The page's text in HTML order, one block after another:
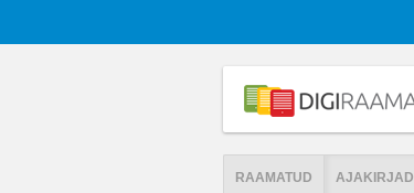
RAAMATUD AJAKIRJAD